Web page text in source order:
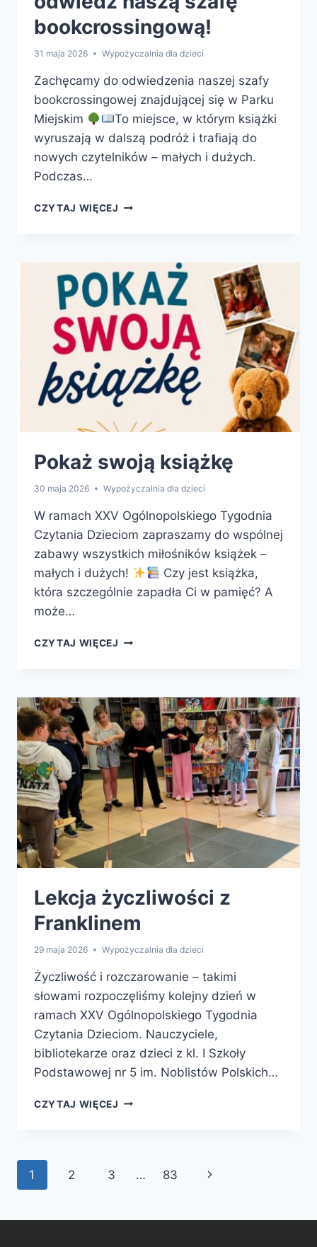
bookcrossingową!
31 maja 2026 Wypożyczalnia dla dzieci
Zachęcamy do odwiedzenia naszej szafy
bookcrossingowej znajdującej się w Parku
Miejskim
To miejsce, w którym książki
wyruszają w dalszą podróż i trafiają do
nowych czytelników – małych i dużych.
Podczas…
CZYTAJ WIĘCEJ KSIĄŻKI
ODWIEDŹ
NASZĄ
SZAFĘ
BOOKCROSSINGOWĄ!
Pokaż swoją książkę
30 maja 2026 Wypożyczalnia dla dzieci
W ramach XXV Ogólnopolskiego Tygodnia
Czytania Dzieciom zapraszamy do wspólnej
zabawy wszystkich miłośników książek –
małych i dużych!
Czy jest książka,
która szczególnie zapadła Ci w pamięć? A
może…
CZYTAJ WIĘCEJ POKAŻ
Lekcja życzliwości z
Franklinem
29 maja 2026 Wypożyczalnia dla dzieci
Życzliwość i rozczarowanie – takimi
słowami rozpoczęliśmy kolejny dzień w
ramach XXV Ogólnopolskiego Tygodnia
Czytania Dzieciom. Nauczyciele,
bibliotekarze oraz dzieci z kl. I Szkoły
Podstawowej nr 5 im. Noblistów Polskich…
CZYTAJ WIĘCEJ LEKCJA
Nawigacja
1 2 3 … 83
Następna